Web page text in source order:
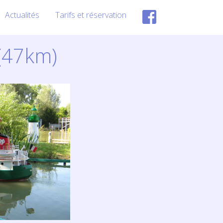
Actualités Tarifs et réservation